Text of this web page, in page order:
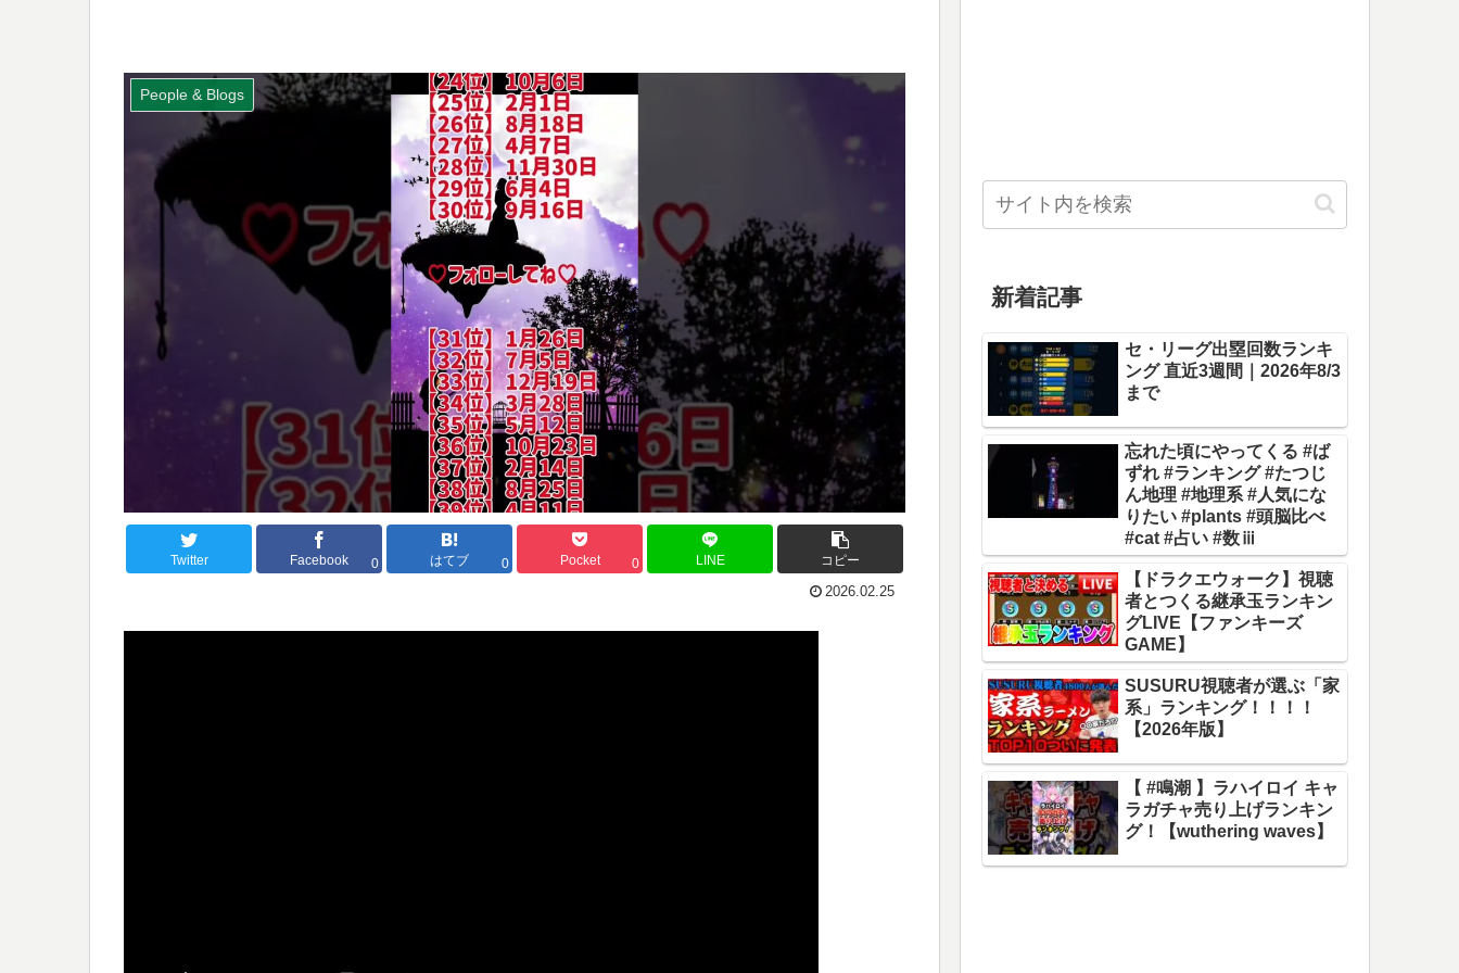
People & Blogs
Twitter Facebook 0 はてブ 0 Pocket 0 LINE コピー
2026.02.25
新着記事
セ・リーグ出塁回数ランキ
ング 直近3週間｜2026年8/3
まで
忘れた頃にやってくる #ば
ずれ #ランキング #たつじ
ん地理 #地理系 #人気にな
りたい #plants #頭脳比べ
#cat #占い #数ⅲ
【ドラクエウォーク】視聴
者とつくる継承玉ランキン
グLIVE【ファンキーズ
GAME】
SUSURU視聴者が選ぶ「家
系」ランキング！！！！
【2026年版】
【 #鳴潮 】ラハイロイ キャ
ラガチャ売り上げランキン
グ！【wuthering waves】